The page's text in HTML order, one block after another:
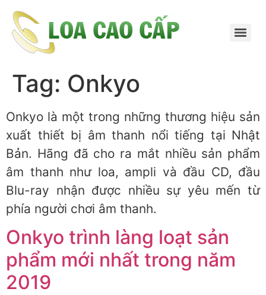
Tag: Onkyo
Onkyo là một trong những thương hiệu sản
xuất thiết bị âm thanh nổi tiếng tại Nhật
Bản. Hãng đã cho ra mắt nhiều sản phẩm
âm thanh như loa, ampli và đầu CD, đầu
Blu-ray nhận được nhiều sự yêu mến từ
phía người chơi âm thanh.
Onkyo trình làng loạt sản
phẩm mới nhất trong năm
2019